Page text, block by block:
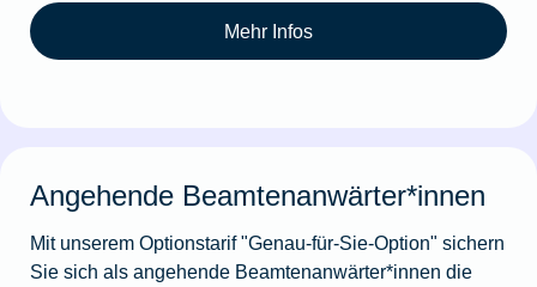
Mehr Infos
Angehende Beamtenanwärter*innen
Mit unserem Optionstarif "Genau-für-Sie-Option" sichern
Sie sich als angehende Beamtenanwärter*innen die